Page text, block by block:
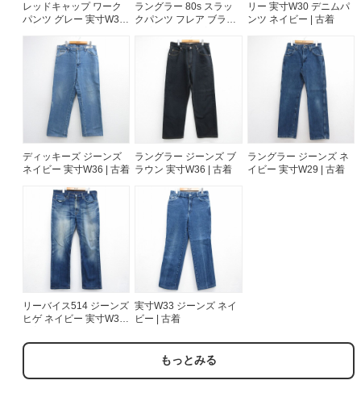
レッドキャップ ワーク
パンツ グレー 実寸W36 |
ラングラー 80s スラッ
クパンツ フレア ブラウ
リー 実寸W30 デニムパ
ンツ ネイビー | 古着
ディッキーズ ジーンズ
ネイビー 実寸W36 | 古着
ラングラー ジーンズ ブ
ラウン 実寸W36 | 古着
ラングラー ジーンズ ネ
イビー 実寸W29 | 古着
リーバイス514 ジーンズ
ヒゲ ネイビー 実寸W36 |
実寸W33 ジーンズ ネイ
ビー | 古着
もっとみる